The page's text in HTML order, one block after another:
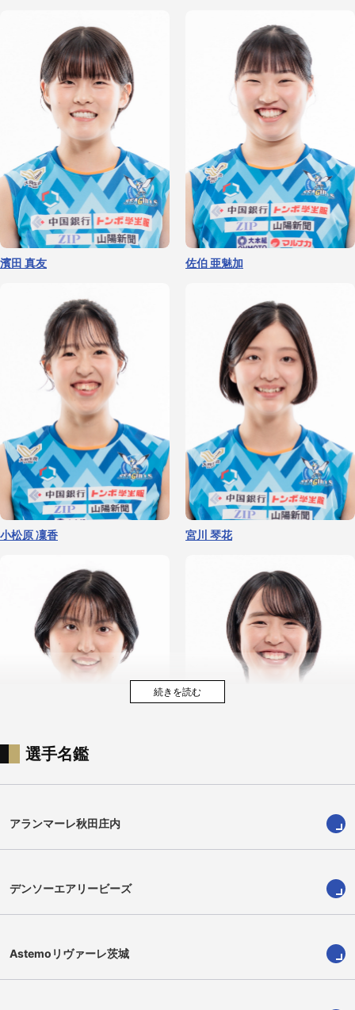
濱田 真友 佐伯 亜魅加
小松原 凜香 宮川 琴花
選手名鑑
アランマーレ秋田庄内
デンソーエアリービーズ
Astemoリヴァーレ茨城